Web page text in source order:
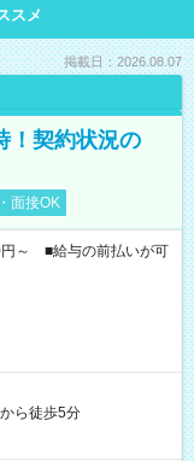
スメ
掲載日：2026.08.07
！契約状況の
面接OK
～ ■給与の前払いが可
ら徒歩5分